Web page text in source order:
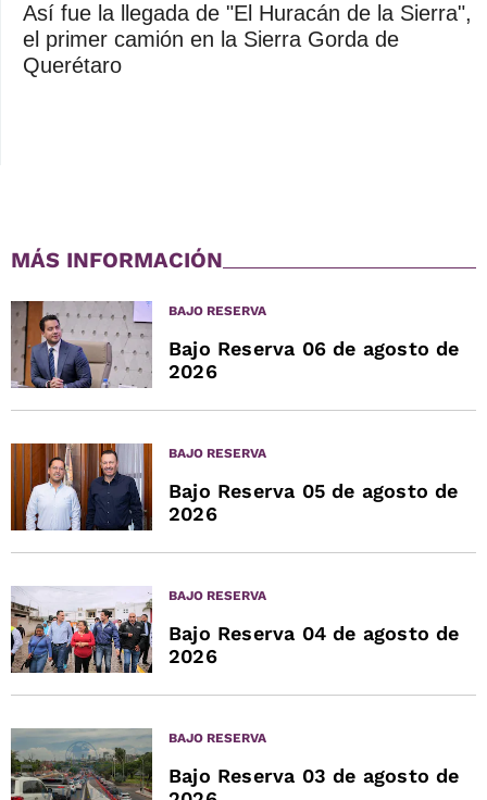
Así fue la llegada de "El Huracán de la Sierra",
el primer camión en la Sierra Gorda de
Querétaro
MÁS INFORMACIÓN
BAJO RESERVA
Bajo Reserva 06 de agosto de
2026
BAJO RESERVA
Bajo Reserva 05 de agosto de
2026
BAJO RESERVA
Bajo Reserva 04 de agosto de
2026
BAJO RESERVA
Bajo Reserva 03 de agosto de